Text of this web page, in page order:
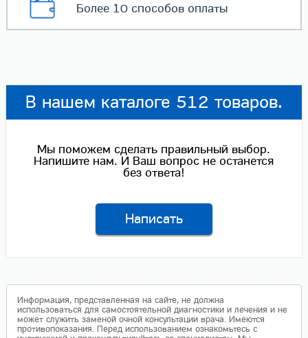
Более 10 способовоплаты
В нашем каталоге 512 товаров.
Мы поможем сделать правильный выбор.
Напишите нам. И Ваш вопрос не останется
без ответа!
Написать
Информация, представленная на сайте, не должна
использоваться для самостоятельной диагностики и лечения и не
может служить заменой очной консультации врача. Имеются
противопоказания. Перед использованием ознакомьтесь с